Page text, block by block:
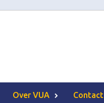
Over VUA Contact